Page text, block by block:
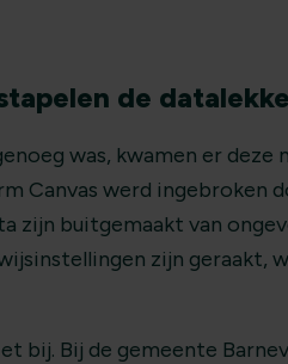
de
was, kwamen er
Canvas werd ingebroken
zijn buitgemaakt van
zijn geraakt,
bij. Bij de gemeente